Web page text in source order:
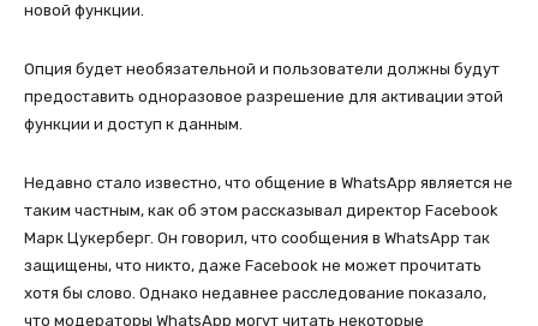
новой функции.
Опция будет необязательной и пользователи должны будут
предоставить одноразовое разрешение для активации этой
функции и доступ к данным.
Недавно стало известно, что общение в WhatsApp является не
таким частным, как об этом рассказывал директор Facebook
Марк Цукерберг. Он говорил, что сообщения в WhatsApp так
защищены, что никто, даже Facebook не может прочитать
хотя бы слово. Однако недавнее расследование показало,
что модераторы WhatsApp могут читать некоторые